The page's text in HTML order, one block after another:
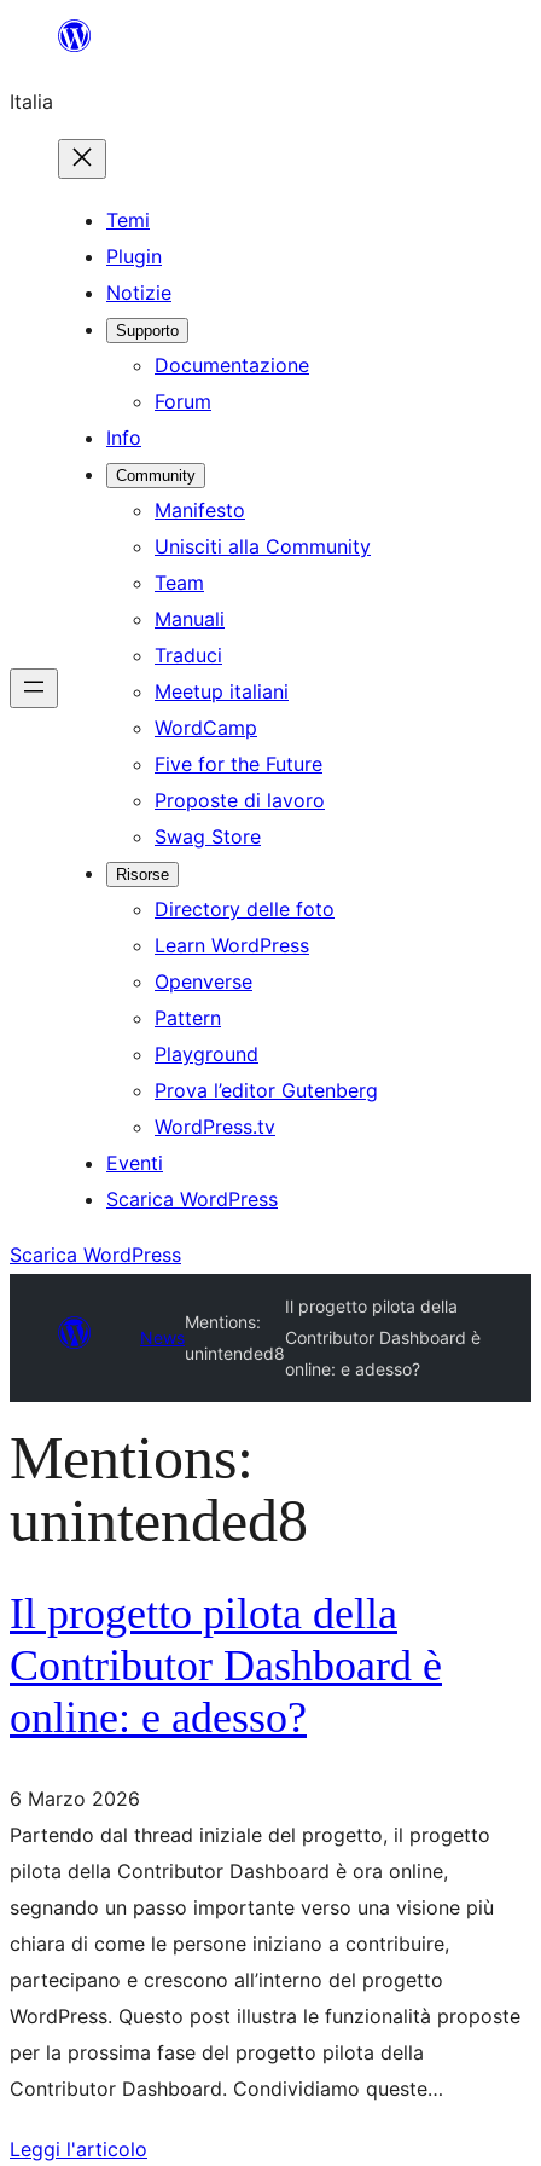
contenuto
Italia
Temi
Plugin
Notizie
Supporto
Documentazione
Forum
Info
Community
Manifesto
Unisciti alla Community
Team
Manuali
Traduci
Meetup italiani
WordCamp
Five for the Future
Proposte di lavoro
Swag Store
Risorse
Directory delle foto
Learn WordPress
Openverse
Pattern
Playground
Prova l’editor Gutenberg
WordPress.tv
Eventi
Scarica WordPress
Scarica WordPress
News
Mentions:
unintended8
Il progetto pilota della
Contributor Dashboard è
online: e adesso?
Mentions:
unintended8
Il progetto pilota della
Contributor Dashboard è
online: e adesso?
6 Marzo 2026
Partendo dal thread iniziale del progetto, il progetto
pilota della Contributor Dashboard è ora online,
segnando un passo importante verso una visione più
chiara di come le persone iniziano a contribuire,
partecipano e crescono all’interno del progetto
WordPress. Questo post illustra le funzionalità proposte
per la prossima fase del progetto pilota della
Contributor Dashboard. Condividiamo queste…
Leggi l'articolo